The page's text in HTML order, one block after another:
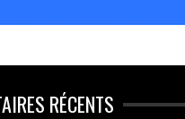
RÉCENTS